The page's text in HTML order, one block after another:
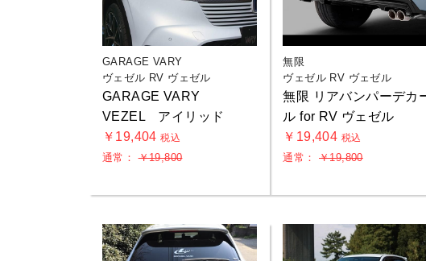
GARAGE VARY
ヴェゼル RV ヴェゼル
GARAGE VARY
VEZEL アイリッド
￥19,404税込
通常：￥19,800
無限
ヴェゼル RV ヴェゼル
無限 リアバンパーデカ
ル for RV ヴェゼル
￥19,404 税込
通常： ￥19,800